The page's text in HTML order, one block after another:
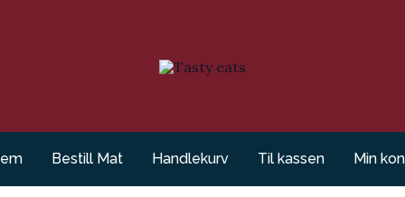
Bestill Mat Handlekurv Til kassen Min